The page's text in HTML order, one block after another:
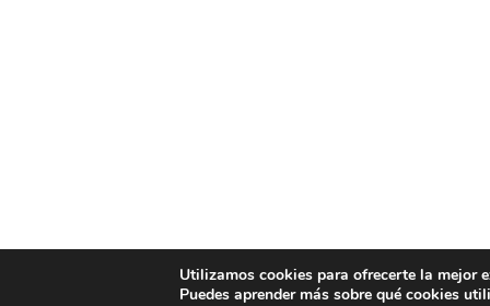
Utilizamos cookies para ofrecerte la mejor
Puedes aprender más sobre qué cookies